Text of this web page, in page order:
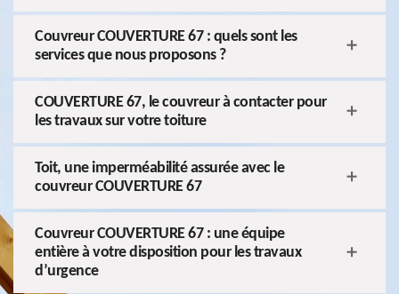
Couvreur COUVERTURE 67 : quels sont les
services que nous proposons ?
COUVERTURE 67, le couvreur à contacter pour
les travaux sur votre toiture
Toit, une imperméabilité assurée avec le
couvreur COUVERTURE 67
Couvreur COUVERTURE 67 : une équipe
entière à votre disposition pour les travaux
d’urgence